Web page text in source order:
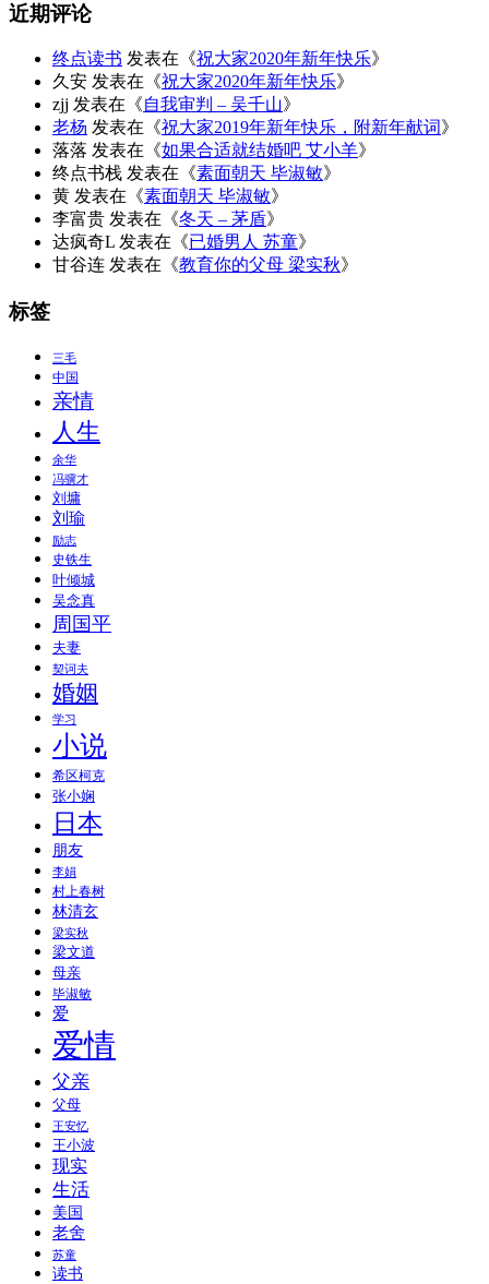
近期评论
终点读书 发表在《祝大家2020年新年快乐》
久安 发表在《祝大家2020年新年快乐》
zjj 发表在《自我审判 – 吴千山》
老杨 发表在《祝大家2019年新年快乐，附新年献词》
落落 发表在《如果合适就结婚吧 艾小羊》
终点书栈 发表在《素面朝天 毕淑敏》
黄 发表在《素面朝天 毕淑敏》
李富贵 发表在《冬天 – 茅盾》
达疯奇L 发表在《已婚男人 苏童》
甘谷连 发表在《教育你的父母 梁实秋》
标签
三毛
中国
亲情
人生
余华
冯骥才
刘墉
刘瑜
励志
史铁生
叶倾城
吴念真
周国平
夫妻
契诃夫
婚姻
学习
小说
希区柯克
张小娴
日本
朋友
李娟
村上春树
林清玄
梁实秋
梁文道
母亲
毕淑敏
爱
爱情
父亲
父母
王安忆
王小波
现实
生活
美国
老舍
苏童
读书